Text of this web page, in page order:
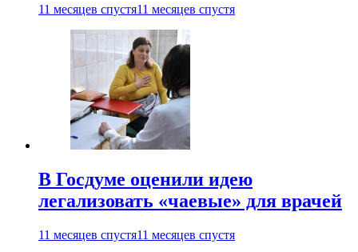
11 месяцев спустя11 месяцев спустя
В Госдуме оценили идею
легализовать «чаевые» для врачей
11 месяцев спустя11 месяцев спустя